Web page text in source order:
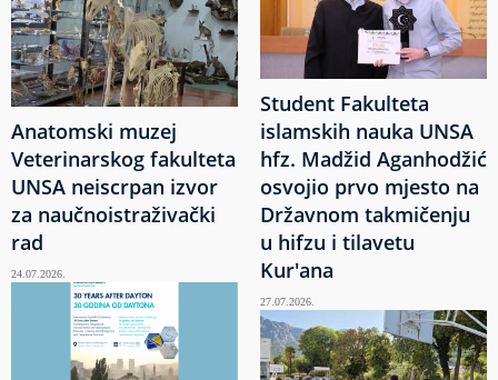
Anatomski muzej
Veterinarskog fakulteta
UNSA neiscrpan izvor
za naučnoistraživački
rad
24.07.2026.
Student Fakulteta
islamskih nauka UNSA
hfz. Madžid Aganhodžić
osvojio prvo mjesto na
Državnom takmičenju
u hifzu i tilavetu
Kur'ana
27.07.2026.